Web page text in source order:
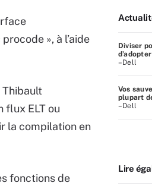
», à l’aide
Thibault
flux ELT ou
la compilation en
fonctions de
Diviser
–Dell
Vos
plupart
–Dell
Lire